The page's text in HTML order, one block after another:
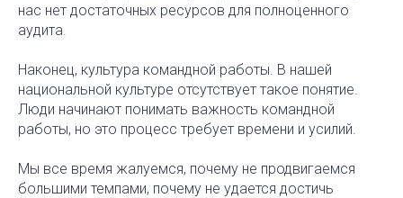
нас нет достаточных ресурсов для полноценного
аудита.
Наконец, культура командной работы. В нашей
национальной культуре отсутствует такое понятие.
Люди начинают понимать важность командной
работы, но это процесс требует времени и усилий.
Мы все время жалуемся, почему не продвигаемся
большими темпами, почему не удается достичь